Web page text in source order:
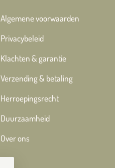
Algemene voorwaarden
Privacybeleid
Klachten & garantie
Verzending & betaling
Herroepingsrecht
Duurzaamheid
Over ons